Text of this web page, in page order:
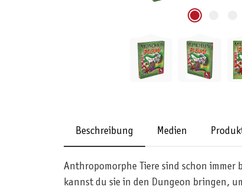
Beschreibung Medien
Anthropomorphe Tiere sind schon immer
kannst du sie in den Dungeon bringen,